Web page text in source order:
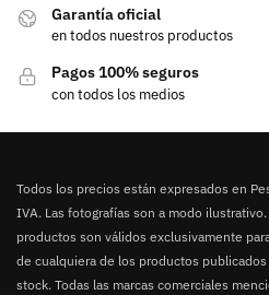
Garantía oficial
en todos nuestros productos
Pagos 100% seguros
con todos los medios
Todos los precios están expresados en
IVA. Las fotografías son a modo
productos son válidos exclusivamente
de cualquiera de los productos
stock. Todas las marcas comerciales